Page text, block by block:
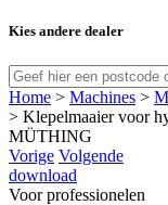
Kies andere dealer
Home > Machines >
> Klepelmaaier voor
MÜTHING
Vorige Volgende
download
Voor professionelen